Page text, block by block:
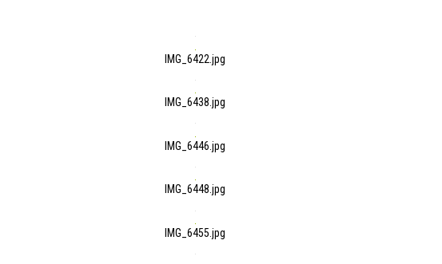
IMG_6422.jpg
IMG_6438.jpg
IMG_6446.jpg
IMG_6448.jpg
IMG_6455.jpg